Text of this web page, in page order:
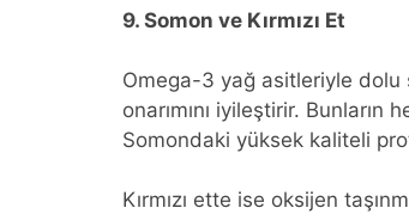
9. Somon ve Kırmızı Et
Omega-3 yağ asitleriyle dolu
onarımını iyileştirir. Bunların
Somondaki yüksek kaliteli
Kırmızı ette ise oksijen